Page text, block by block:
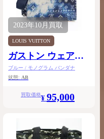
2023年10月 買取
LOUIS VUITTON
ガストン ウェアラ
ブル ウォレット
ブルー / モノグラム バンダナ
状態: AB
買取価格¥ 95,000